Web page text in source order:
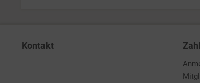
Kontakt